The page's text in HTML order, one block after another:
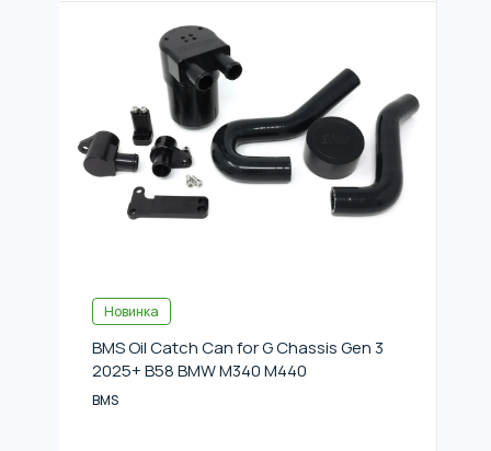
Новинка
BMS Oil Catch Can for G Chassis Gen 3
2025+ B58 BMW M340 M440
BMS